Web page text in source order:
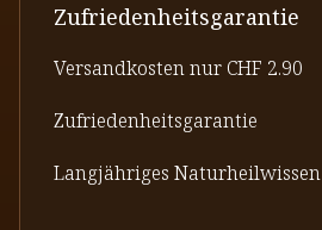
Zufriedenheitsgarantie
Versandkosten nur CHF 2.90
Zufriedenheitsgarantie
Langjähriges Naturheilwissen